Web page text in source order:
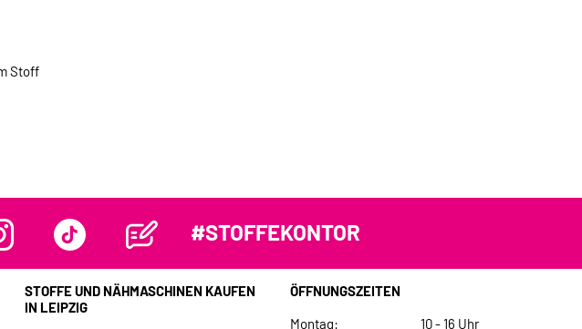
Stoff
#STOFFEKONTOR
STOFFE UND NÄHMASCHINEN KAUFEN
IN LEIPZIG
ÖFFNUNGSZEITEN
Montag:
10 - 16 Uhr